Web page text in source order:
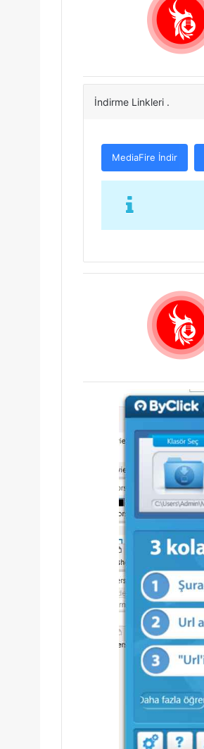
İndirme Linkleri .
MediaFire İndir